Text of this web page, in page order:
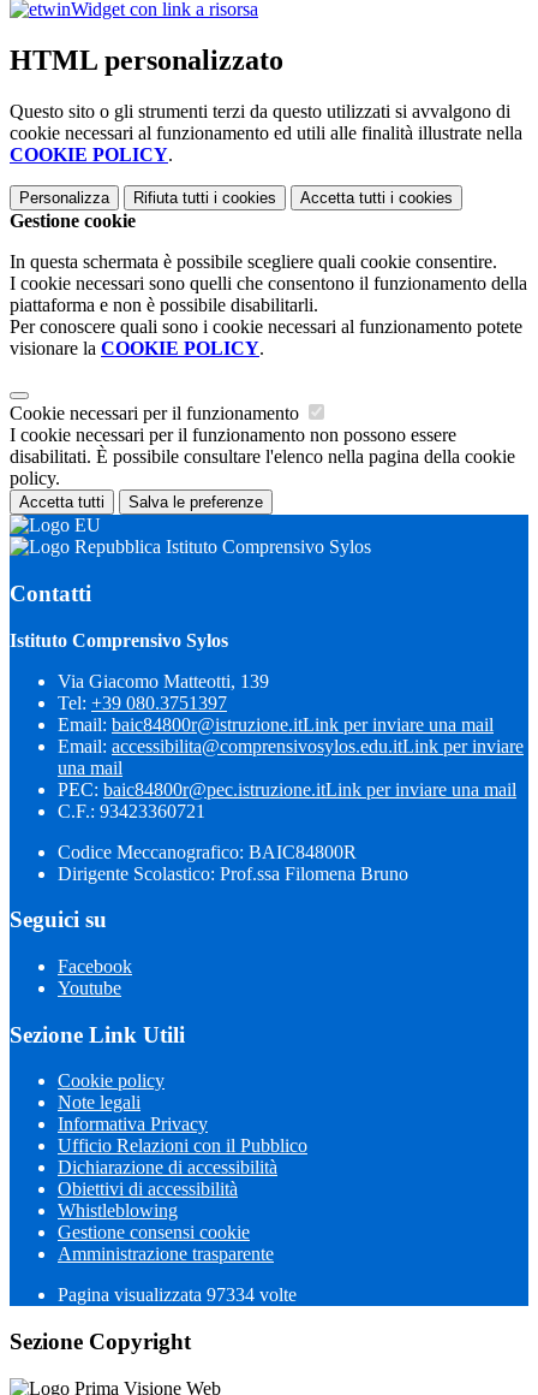
Widget con link a risorsa
HTML personalizzato
Questo sito o gli strumenti terzi da questo utilizzati si avvalgono di
cookie necessari al funzionamento ed utili alle finalità illustrate nella
COOKIE POLICY.
Personalizza Rifiuta tutti i cookies Accetta tutti i cookies
Gestione cookie
In questa schermata è possibile scegliere quali cookie consentire.
I cookie necessari sono quelli che consentono il funzionamento della
piattaforma e non è possibile disabilitarli.
Per conoscere quali sono i cookie necessari al funzionamento potete
visionare la COOKIE POLICY.
Cookie necessari per il funzionamento
I cookie necessari per il funzionamento non possono essere
disabilitati. È possibile consultare l'elenco nella pagina della cookie
policy.
Accetta tutti Salva le preferenze
Istituto Comprensivo Sylos
Contatti
Istituto Comprensivo Sylos
Via Giacomo Matteotti, 139
Tel: +39 080.3751397
Email: baic84800r@istruzione.itLink per inviare una mail
Email: accessibilita@comprensivosylos.edu.itLink per inviare
una mail
PEC: baic84800r@pec.istruzione.itLink per inviare una mail
C.F.: 93423360721
Codice Meccanografico: BAIC84800R
Dirigente Scolastico: Prof.ssa Filomena Bruno
Seguici su
Facebook
Youtube
Sezione Link Utili
Cookie policy
Note legali
Informativa Privacy
Ufficio Relazioni con il Pubblico
Dichiarazione di accessibilità
Obiettivi di accessibilità
Whistleblowing
Gestione consensi cookie
Amministrazione trasparente
Pagina visualizzata 97334 volte
Sezione Copyright